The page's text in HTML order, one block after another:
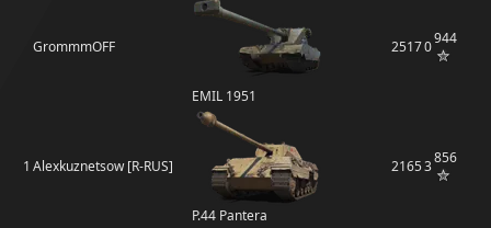
GrommmOFF
EMIL 1951
25170944
1 Alexkuznetsow [R-RUS]
P.44 Pantera
21653856